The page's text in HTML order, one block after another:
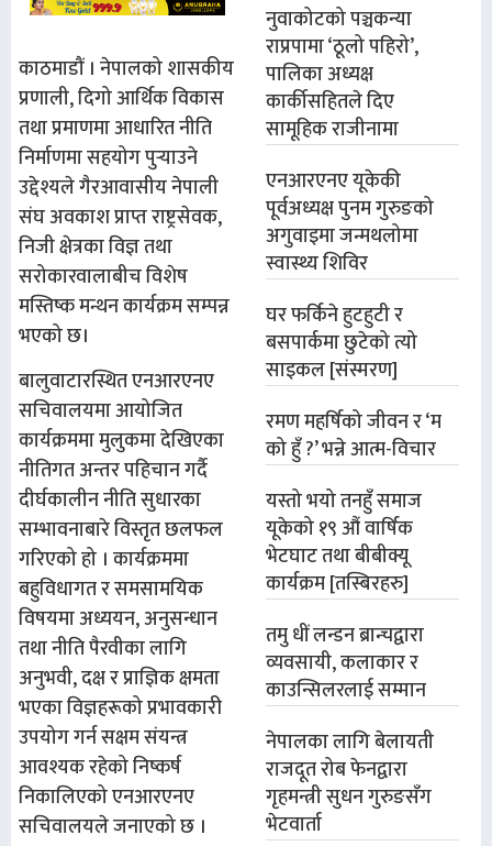
काठमाडौं । नेपालको शासकीय
प्रणाली, दिगो आर्थिक विकास
तथा प्रमाणमा आधारित नीति
निर्माणमा सहयोग पुर्‍याउने
उद्देश्यले गैरआवासीय नेपाली
संघ अवकाश प्राप्त राष्ट्रसेवक,
निजी क्षेत्रका विज्ञ तथा
सरोकारवालाबीच विशेष
मस्तिष्क मन्थन कार्यक्रम सम्पन्न
भएको छ।
बालुवाटारस्थित एनआरएनए
सचिवालयमा आयोजित
कार्यक्रममा मुलुकमा देखिएका
नीतिगत अन्तर पहिचान गर्दै
दीर्घकालीन नीति सुधारका
सम्भावनाबारे विस्तृत छलफल
गरिएको हो । कार्यक्रममा
बहुविधागत र समसामयिक
विषयमा अध्ययन, अनुसन्धान
तथा नीति पैरवीका लागि
अनुभवी, दक्ष र प्राज्ञिक क्षमता
भएका विज्ञहरूको प्रभावकारी
उपयोग गर्न सक्षम संयन्त्र
आवश्यक रहेको निष्कर्ष
निकालिएको एनआरएनए
सचिवालयले जनाएको छ ।
नुवाकोटको पञ्चकन्या
राप्रपामा ‘ठूलो पहिरो’,
पालिका अध्यक्ष
कार्कीसहितले दिए
सामूहिक राजीनामा
एनआरएनए यूकेकी
पूर्वअध्यक्ष पुनम गुरुङको
अगुवाइमा जन्मथलोमा
स्वास्थ्य शिविर
घर फर्किने हुटहुटी र
बसपार्कमा छुटेको त्यो
साइकल [संस्मरण]
रमण महर्षिको जीवन र ‘म
को हुँ ?’ भन्ने आत्म-विचार
यस्तो भयो तनहुँ समाज
यूकेको १९ औं वार्षिक
भेटघाट तथा बीबीक्यू
कार्यक्रम [तस्बिरहरु]
तमु धीं लन्डन ब्रान्चद्वारा
व्यवसायी, कलाकार र
काउन्सिलरलाई सम्मान
नेपालका लागि बेलायती
राजदूत रोब फेनद्वारा
गृहमन्त्री सुधन गुरुङसँग
भेटवार्ता